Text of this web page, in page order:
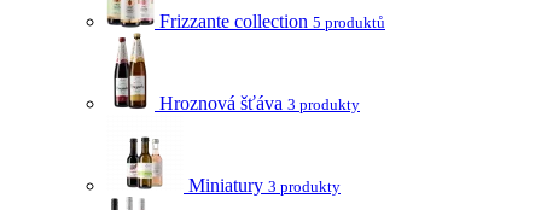
Frizzante collection 5 produktů
Hroznová šťáva 3 produkty
Miniatury 3 produkty